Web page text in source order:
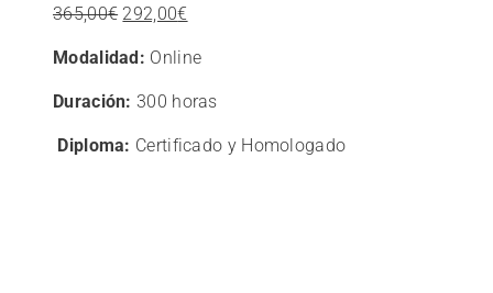
365,00€ El
original
era:
292,00€
actual
Modalidad: Online
Duración: 300 horas
Diploma: Certificado y Homologado